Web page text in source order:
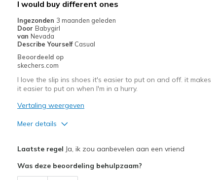
I would buy different ones
Ingezonden 3 maanden geleden
Door Babygirl
van Nevada
Describe Yourself Casual
Beoordeeld op
skechers.com
I love the slip ins shoes it's easier to put on and off. it makes
it easier to put on when I'm in a hurry.
Vertaling weergeven
Meer details
Comfortable
Laatste regel Ja, ik zou aanbevelen aan een vriend
Was deze beoordeling behulpzaam?